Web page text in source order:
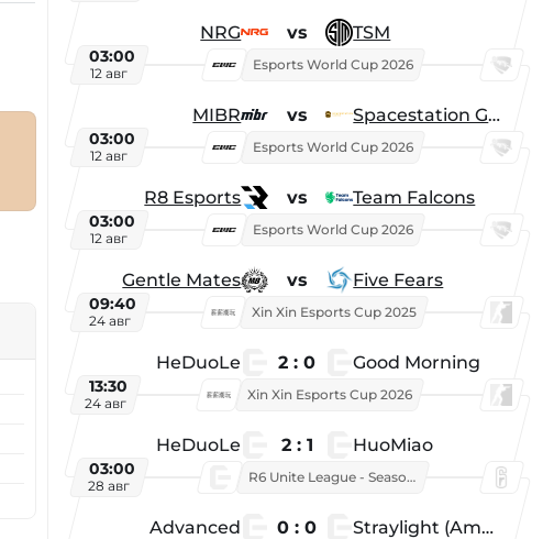
NRG vs TSM
03:00
12 авг
Esports World Cup 2026
MIBR vs Spacestation Gaming
03:00
12 авг
Esports World Cup 2026
R8 Esports vs Team Falcons
03:00
12 авг
Esports World Cup 2026
Gentle Mates vs Five Fears
09:40
24 авг
Xin Xin Esports Cup 2025
HeDuoLe 2 : 0 Good Morning
13:30
24 авг
Xin Xin Esports Cup 2026
HeDuoLe 2 : 1 HuoMiao
03:00
28 авг
R6 Unite League - Season 1
Advanced 0 : 0 Straylight (American team)